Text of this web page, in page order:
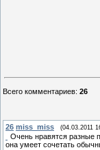
Всего комментариев: 26
26 miss_miss (04.03.2011
Очень нравятся разные
она умеет сочетать